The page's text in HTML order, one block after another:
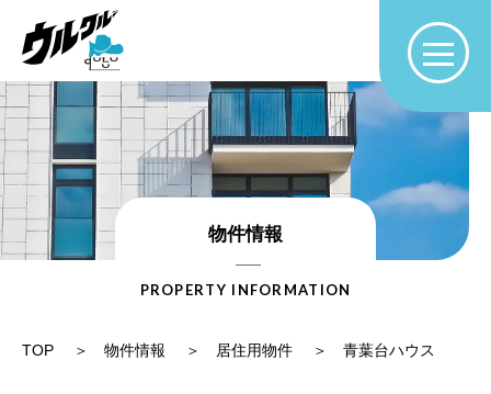
物件情報
PROPERTY INFORMATION
TOP 物件情報 居住用物件 青葉台ハウス